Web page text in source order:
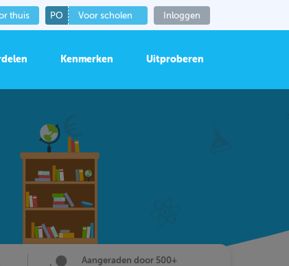
thuis PO Voor scholen Inloggen
Kenmerken Uitproberen
Aangeraden door 500+